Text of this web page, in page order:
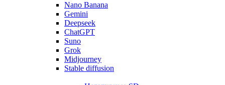
Nano Banana
Gemini
Deepseek
ChatGPT
Suno
Grok
Midjourney
Stable diffusion